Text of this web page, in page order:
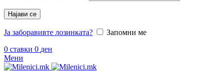
Најави се
Ја заборавивте лозинката?
Запомни ме
0 ставки 0 ден
Мени